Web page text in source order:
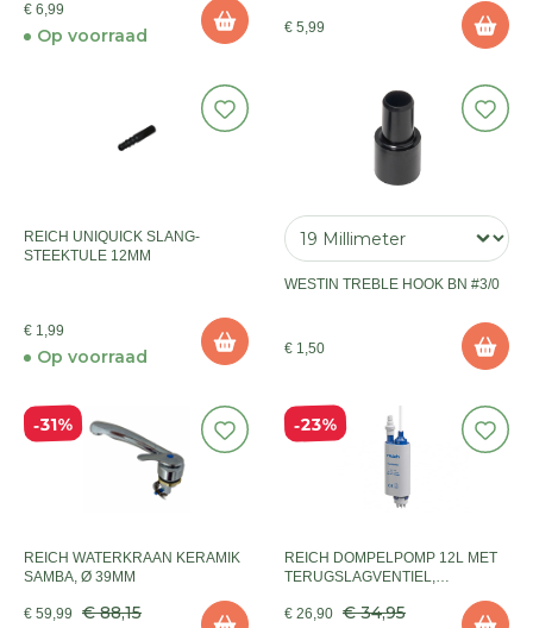
€ 6,99
Op voorraad € 5,99
REICH UNIQUICK SLANG-
STEEKTULE 12MM
€ 1,99
Op voorraad
WESTIN TREBLE HOOK BN #3/0
€ 1,50
31%
REICH WATERKRAAN KERAMIK
SAMBA, Ø 39MM
€ 59,99
€ 88,15
23%
REICH DOMPELPOMP 12L MET
TERUGSLAGVENTIEL,
€ 26,90 € 34,95